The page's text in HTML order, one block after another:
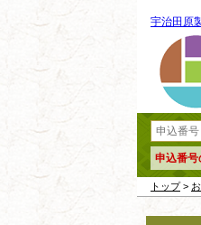
宇治田原
申込番号
トップ>